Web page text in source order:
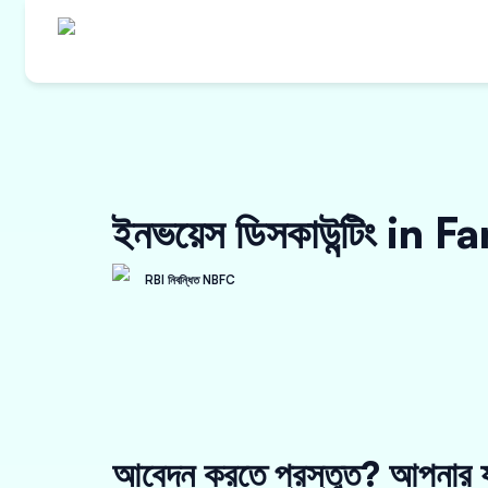
ইনভয়েস ডিসকাউন্টিং in
RBI নিবন্ধিত NBFC
আবেদন করতে প্রস্তুত? আপনার